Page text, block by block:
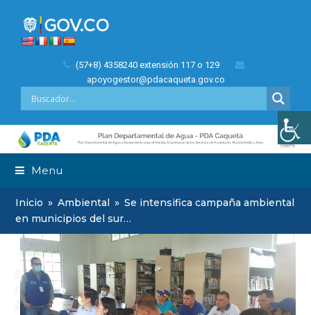
(57+8) 4358240 extensión 117 o 129
apoyogestor@pdacaqueta.gov.co
Menu
Inicio » Ambiental » Se intensifica campaña ambiental
en municipios del sur…